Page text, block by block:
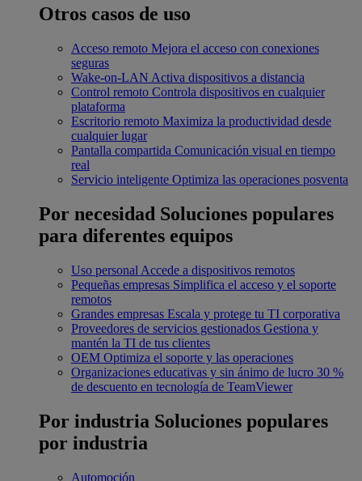
Otros casos de uso
Acceso remoto Mejora el acceso con conexiones
seguras
Wake-on-LAN Activa dispositivos a distancia
Control remoto Controla dispositivos en cualquier
plataforma
Escritorio remoto Maximiza la productividad desde
cualquier lugar
Pantalla compartida Comunicación visual en tiempo
real
Servicio inteligente Optimiza las operaciones posventa
Por necesidad Soluciones populares
para diferentes equipos
Uso personal Accede a dispositivos remotos
Pequeñas empresas Simplifica el acceso y el soporte
remotos
Grandes empresas Escala y protege tu TI corporativa
Proveedores de servicios gestionados Gestiona y
mantén la TI de tus clientes
OEM Optimiza el soporte y las operaciones
Organizaciones educativas y sin ánimo de lucro 30 %
de descuento en tecnología de TeamViewer
Por industria Soluciones populares
por industria
Automoción